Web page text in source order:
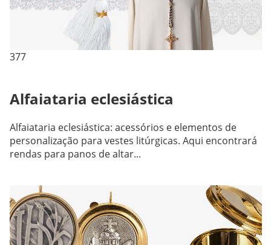
377
Alfaiataria eclesiástica
Alfaiataria eclesiástica: acessórios e elementos de
personalização para vestes litúrgicas. Aqui encontrará
rendas para panos de altar...